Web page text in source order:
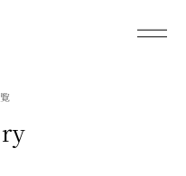
メニュー